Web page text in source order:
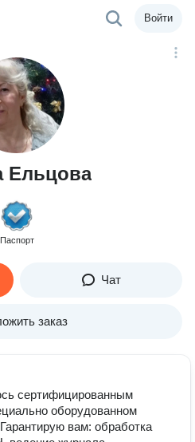
Войти
Ельцова
Паспорт
Чат
заказ
сертифицированным
оборудованном
вам: обработка